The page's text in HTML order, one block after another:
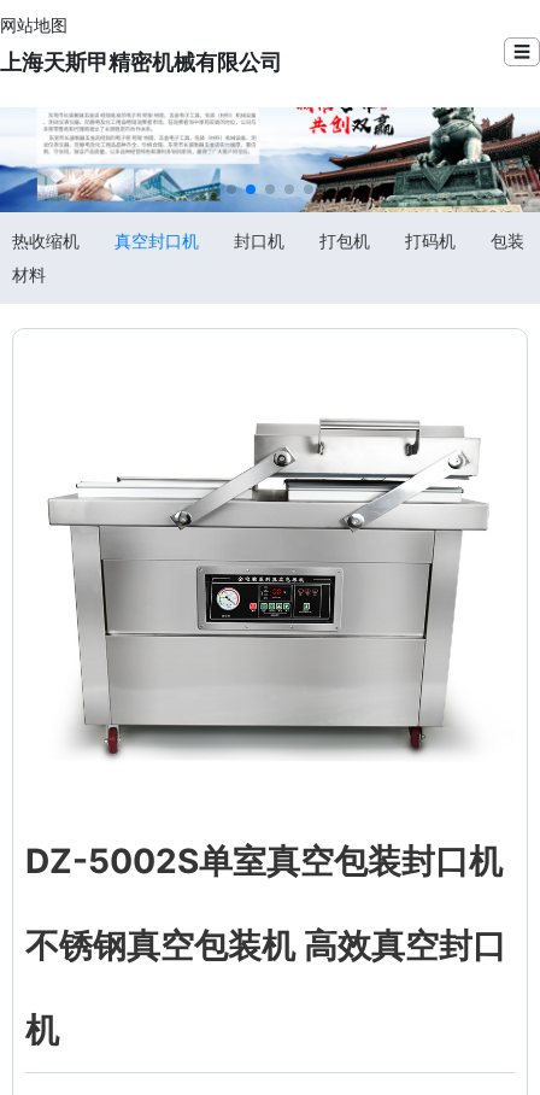
网站地图
上海天斯甲精密机械有限公司 ☰
热收缩机 真空封口机 封口机 打包机 打码机
包装
材料
DZ-5002S单室真空包装封口机
不锈钢真空包装机 高效真空封口
机